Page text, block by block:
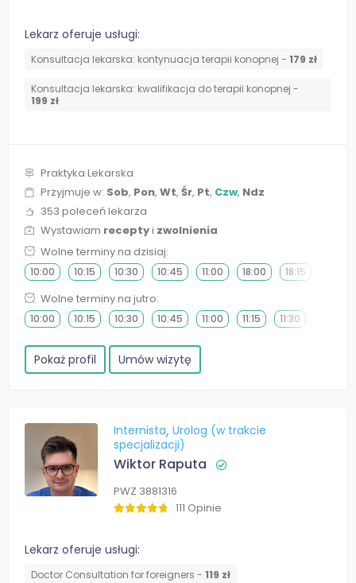
Lekarz oferuje usługi:
Konsultacja lekarska: kontynuacja terapii konopnej - 179 zł
Konsultacja lekarska: kwalifikacja do terapii konopnej -
199 zł
Praktyka Lekarska
Przyjmuje w: Sob, Pon, Wt, Śr, Pt, Czw, Ndz
353 poleceń lekarza
Wystawiam receptyi zwolnienia
Wolne terminy na dzisiaj:
10:00 10:15 10:30 10:45 11:00 18:00 18:15
Wolne terminy na jutro:
10:00 10:15 10:30 10:45 11:00 11:15 11:30
Pokaż profil Umów wizytę
Internista Urolog (w trakcie
specjalizacji)
Wiktor Raputa
PWZ 3881316
111 Opinie
Lekarz oferuje usługi:
Doctor Consultation for foreigners - 119 zł